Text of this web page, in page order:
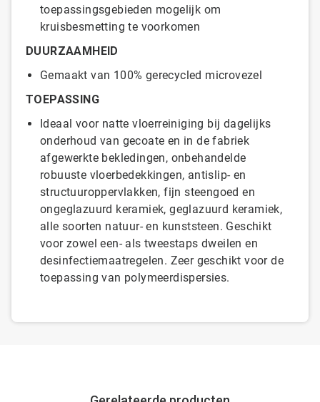
toepassingsgebieden mogelijk om
kruisbesmetting te voorkomen
DUURZAAMHEID
Gemaakt van 100% gerecycled microvezel
TOEPASSING
Ideaal voor natte vloerreiniging bij dagelijks
onderhoud van gecoate en in de fabriek
afgewerkte bekledingen, onbehandelde
robuuste vloerbedekkingen, antislip- en
structuuroppervlakken, fijn steengoed en
ongeglazuurd keramiek, geglazuurd keramiek,
alle soorten natuur- en kunststeen. Geschikt
voor zowel een- als tweestaps dweilen en
desinfectiemaatregelen. Zeer geschikt voor de
toepassing van polymeerdispersies.